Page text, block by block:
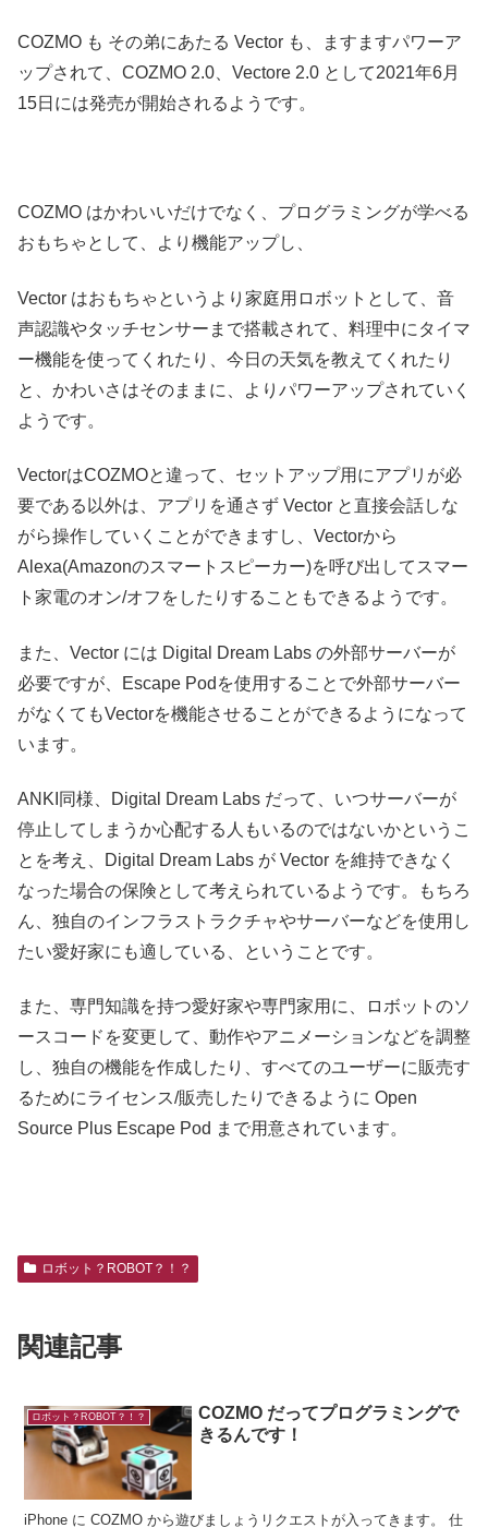
COZMO も その弟にあたる Vector も、ますますパワーア
ップされて、COZMO 2.0、Vectore 2.0 として2021年6月
15日には発売が開始されるようです。
COZMO はかわいいだけでなく、プログラミングが学べる
おもちゃとして、より機能アップし、
Vector はおもちゃというより家庭用ロボットとして、音
声認識やタッチセンサーまで搭載されて、料理中にタイマ
ー機能を使ってくれたり、今日の天気を教えてくれたり
と、かわいさはそのままに、よりパワーアップされていく
ようです。
VectorはCOZMOと違って、セットアップ用にアプリが必
要である以外は、アプリを通さず Vector と直接会話しな
がら操作していくことができますし、Vectorから
Alexa(Amazonのスマートスピーカー)を呼び出してスマー
ト家電のオン/オフをしたりすることもできるようです。
また、Vector には Digital Dream Labs の外部サーバーが
必要ですが、Escape Podを使用することで外部サーバー
がなくてもVectorを機能させることができるようになって
います。
ANKI同様、Digital Dream Labs だって、いつサーバーが
停止してしまうか心配する人もいるのではないかというこ
とを考え、Digital Dream Labs が Vector を維持できなく
なった場合の保険として考えられているようです。もちろ
ん、独自のインフラストラクチャやサーバーなどを使用し
たい愛好家にも適している、ということです。
また、専門知識を持つ愛好家や専門家用に、ロボットのソ
ースコードを変更して、動作やアニメーションなどを調整
し、独自の機能を作成したり、すべてのユーザーに販売す
るためにライセンス/販売したりできるように Open
Source Plus Escape Pod まで用意されています。
ロボット？ROBOT？！？
関連記事
ロボット？ROBOT？！？
COZMO だってプログラミングで
きるんです！
iPhone に COZMO から遊びましょうリクエストが入ってきます。 仕